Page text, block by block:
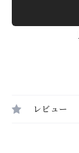
レビュー